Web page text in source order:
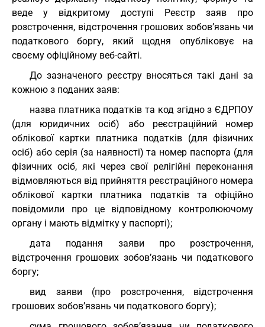
веде у відкритому доступі Реєстр заяв про
розстрочення, відстрочення грошових зобов’язань чи
податкового боргу, який щодня опубліковує на
своєму офіційному веб-сайті.
До зазначеного реєстру вносяться такі дані за
кожною з поданих заяв:
назва платника податків та код згідно з ЄДРПОУ
(для юридичних осіб) або реєстраційний номер
облікової картки платника податків (для фізичних
осіб) або серія (за наявності) та номер паспорта (для
фізичних осіб, які через свої релігійні переконання
відмовляються від прийняття реєстраційного номера
облікової картки платника податків та офіційно
повідомили про це відповідному контролюючому
органу і мають відмітку у паспорті);
дата подання заяви про розстрочення,
відстрочення грошових зобов’язань чи податкового
боргу;
вид заяви (про розстрочення, відстрочення
грошових зобов’язань чи податкового боргу);